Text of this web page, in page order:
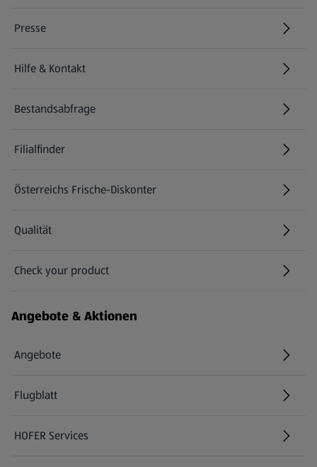
Presse
Hilfe & Kontakt
(öffnet in einem neuen Tab)
Bestandsabfrage
(öffnet in einem neuen Tab)
Filialfinder
Österreichs Frische-Diskonter
Qualität
Check your product
(öffnet in einem neuen Tab)
Angebote & Aktionen
Angebote
Flugblatt
HOFER Services